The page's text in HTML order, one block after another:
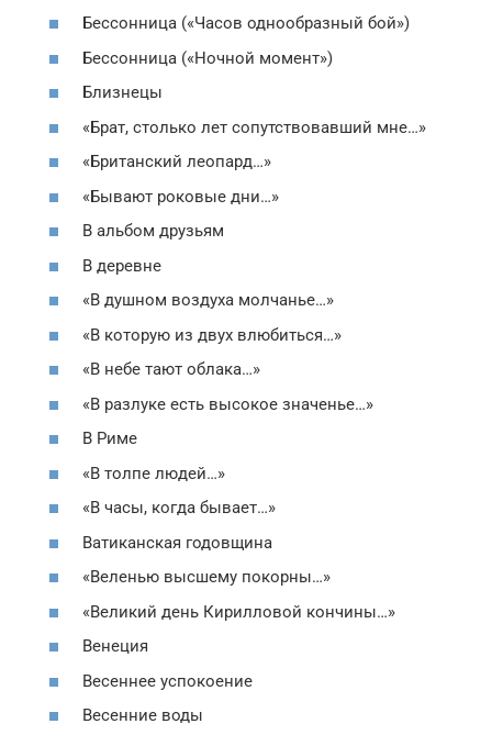
Бессонница («Часов однообразный бой»)
Бессонница («Ночной момент»)
Близнецы
«Брат, столько лет сопутствовавший мне…»
«Британский леопард…»
«Бывают роковые дни…»
В альбом друзьям
В деревне
«В душном воздуха молчанье…»
«В которую из двух влюбиться…»
«В небе тают облака…»
«В разлуке есть высокое значенье…»
В Риме
«В толпе людей…»
«В часы, когда бывает…»
Ватиканская годовщина
«Веленью высшему покорны…»
«Великий день Кирилловой кончины…»
Венеция
Весеннее успокоение
Весенние воды